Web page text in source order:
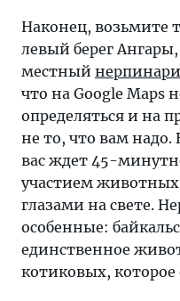
Наконец, возьмите
левый берег
местный
что на Google
определяться и на
не то, что вам
вас ждет 45-
участием
глазами на свете.
особенные:
единственное
котиковых, которое